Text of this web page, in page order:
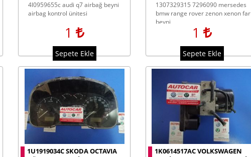
4l0959655c audi q7 airbağ beyni
airbag kontrol ünitesi
1
Sepete Ekle
1307329315 7296090 mersedes
bmw range rover zenon xenon far
beyni
1
Sepete Ekle
1U1919034C SKODA OCTAVIA
1K0614517AC VOLKSWAGEN